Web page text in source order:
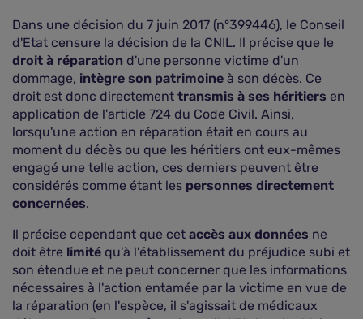
Dans une décision du 7 juin 2017 (n°399446), le Conseil
d'Etat censure la décision de la CNIL. Il précise que le
droit à réparation d'une personne victime d'un
dommage, intègre son patrimoine à son décès. Ce
droit est donc directement transmis à ses héritiers en
application de l'article 724 du Code Civil. Ainsi,
lorsqu'une action en réparation était en cours au
moment du décès ou que les héritiers ont eux-mêmes
engagé une telle action, ces derniers peuvent être
considérés comme étant les personnes directement
concernées.
Il précise cependant que cet accès aux données ne
doit être limité qu'à l'établissement du préjudice subi et
son étendue et ne peut concerner que les informations
nécessaires à l'action entamée par la victime en vue de
la réparation (en l'espèce, il s'agissait de médicaux